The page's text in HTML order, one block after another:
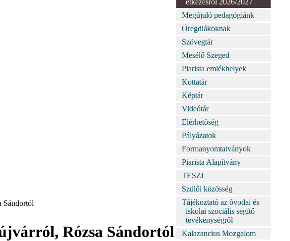
Sándortól
Rózsa Sándortól
étkezésről 2026/2027
Megújuló pedagógiánk
Öregdiákoknak
Szövegtár
Mesélő Szeged
Piarista emlékhelyek
Kottatár
Képtár
Videótár
Elérhetőség
Pályázatok
Formanyomtatványok
Piarista Alapítvány
TESZI
Szülői közösség
Tájékoztató az óvodai és
iskolai szociális segítő
tevékenységről
Kalazancius Mozgalom